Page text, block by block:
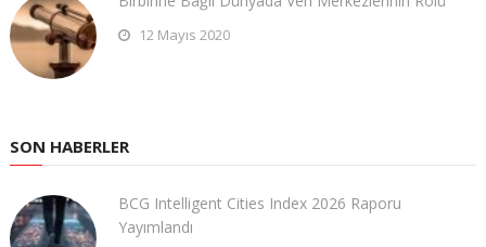
12 Mayıs 2020
SON HABERLER
BCG Intelligent Cities Index 2026 Raporu
Yayımlandı